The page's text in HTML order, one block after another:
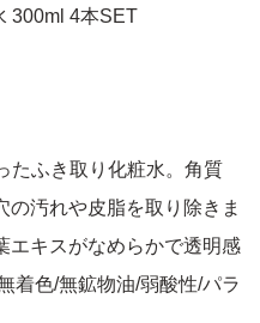
300ml 4本SET
たふき取り化粧水。角質
汚れや皮脂を取り除きま
エキスがなめらかで透明感
着色/無鉱物油/弱酸性/パラ